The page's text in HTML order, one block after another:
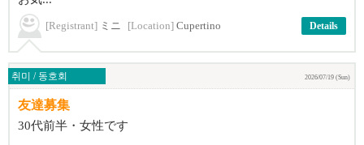
[Registrant] ミニ [Location] Cupertino Details
취미 / 동호회 2026/07/19 (Sun)
友達募集
30代前半・女性です